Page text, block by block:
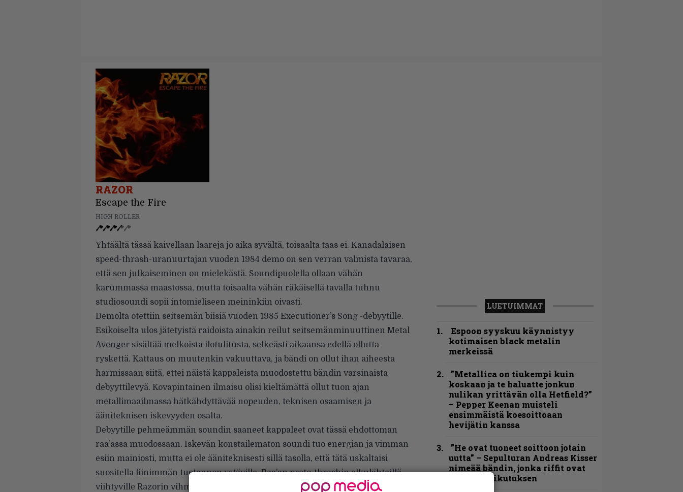
RAZOR
Escape the Fire
HIGH ROLLER
Yhtäältä tässä kaivellaan laareja jo aika syvältä, toisaalta taas ei. Kanadalaisen
speed-thrash-uranuurtajan vuoden 1984 demo on sen verran valmista tavaraa,
että sen julkaiseminen on mielekästä. Soundipuolella ollaan vähän
karummassa maastossa, mutta toisaalta vähän räkäisellä tavalla tuhnu
studiosoundi sopii intomieliseen meininkiin oivasti.
Demolta otettiin seitsemän biisiä vuoden 1985 Executioner’s Song -debyytille.
Esikoiselta ulos jätetyistä raidoista ainakin reilut seitsemänminuuttinen Metal
Avenger sisältää melkoista ilotulitusta, selkeästi aikaansa edellä ollutta
ryskettä. Kattaus on muutenkin vakuuttava, ja bändi on ollut ihan aiheesta
harmissaan siitä, ettei näistä kappaleista muodostettu bändin varsinaista
debyyttilevyä. Kovapintainen ilmaisu olisi kieltämättä ollut tuon ajan
metallimaailmassa hätkähdyttävää nopeuden, teknisen osaamisen ja
ääniteknisen iskevyyden osalta.
Debyytille pehmeämmän soundin saaneet kappaleet ovat tässä ehdottoman
raa’assa muodossaan. Iskevän konstailematon soundi tuo energian ja vimman
esiin mainiosti, mutta ei ole ääniteknisesti sillä tasolla, että tätä uskaltaisi
suositella fiinimmän tuotannon ystäville. Raa’an proto-thrashin alkulähteillä
viihtyville Razorin vihmonta kiehuu varmasti kuumana.
LUETUIMMAT
Espoon syyskuu käynnistyy
kotimaisen black metalin
merkeissä
”Metallica on tiukempi kuin
koskaan ja te haluatte jonkun
nulikan yrittävän olla Hetfield?”
– Pepper Keenan muisteli
ensimmäistä koesoittoaan
hevijätin kanssa
”He ovat tuoneet soittoon jotain
uutta” – Sepulturan Andreas Kisser
nimeää bändin, jonka riffit ovat
tehneet vaikutuksen